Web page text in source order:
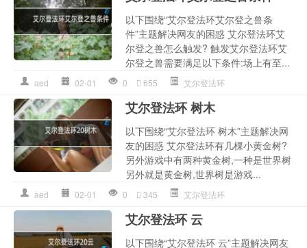
以下围绕“艾尔登法环艾尔登之兽条
件”主题解决网友的困惑 艾尔登法环艾
尔登之兽怎么触发? 触发艾尔登法环艾
尔登之兽需要满足以下条件:场上有至...
aed 02-01 0 655 艾尔登法环
艾尔登法环 树木
以下围绕“艾尔登法环 树木”主题解决网
友的困惑 艾尔登法环有几棵小黄金树?
另外游戏中有两种黄金树,一种是世界树
另外就是黄金树,世界树是游戏...
aed 02-01 0 345 艾尔登法环
艾尔登法环 云
以下围绕“艾尔登法环 云”主题解决网友